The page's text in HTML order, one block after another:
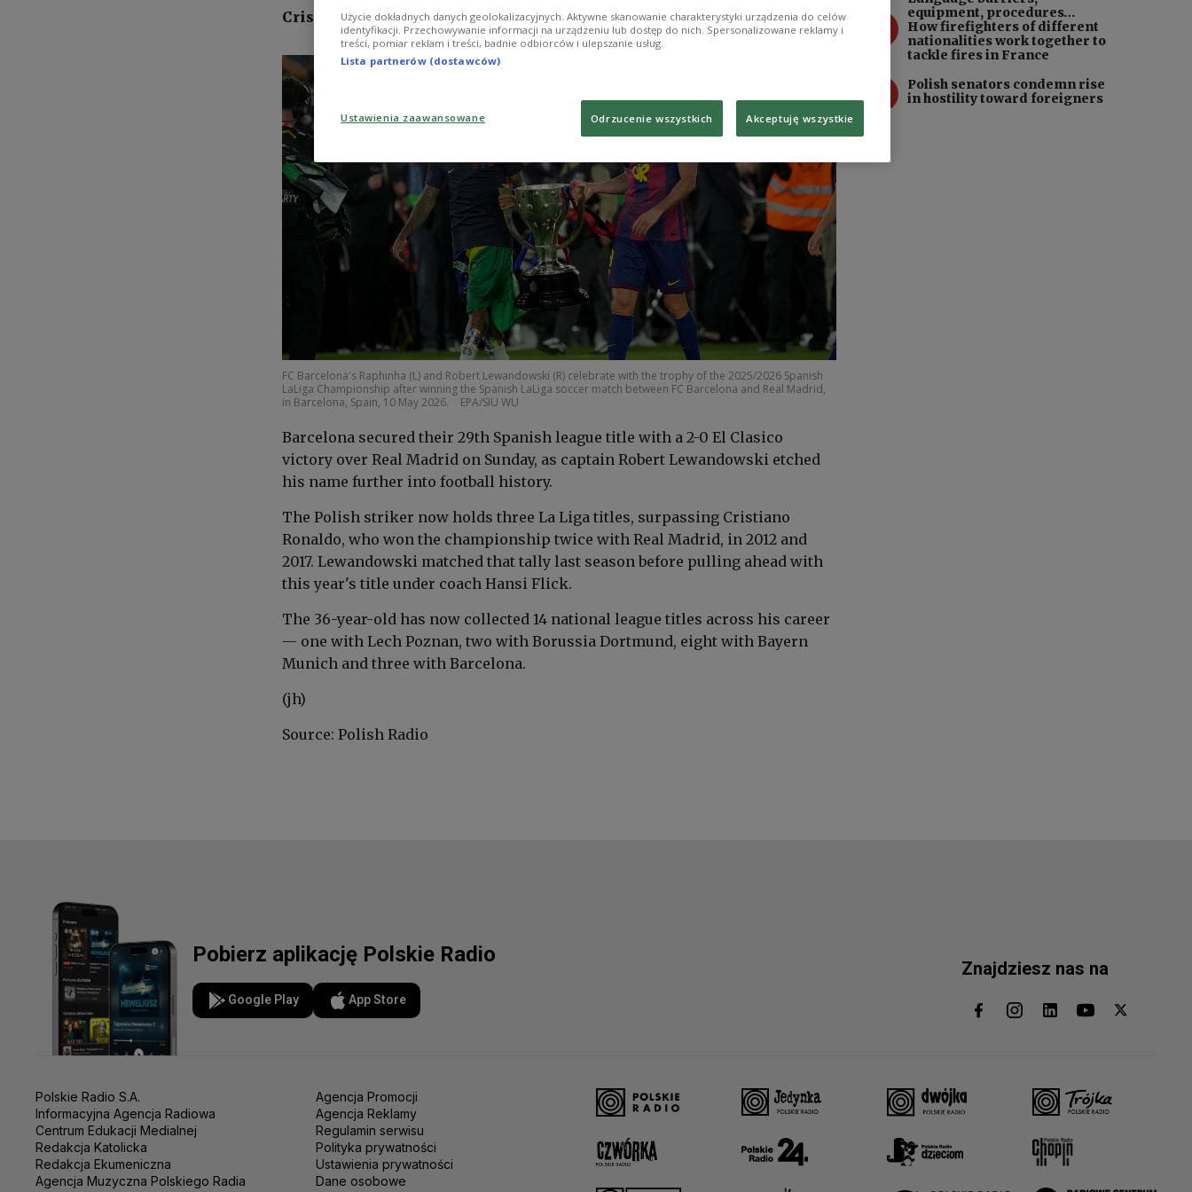
Cristiano Ronaldo ever won in Spain.
FC Barcelona's Raphinha (L) and Robert Lewandowski (R) celebrate with the trophy of the 2025/2026 Spanish
LaLiga Championship after winning the Spanish LaLiga soccer match between FC Barcelona and Real Madrid,
in Barcelona, Spain, 10 May 2026.
EPA/SIU WU
Barcelona secured their 29th Spanish league title with a 2-0 El Clasico
victory over Real Madrid on Sunday, as captain Robert Lewandowski etched
his name further into football history.
The Polish striker now holds three La Liga titles, surpassing Cristiano
Ronaldo, who won the championship twice with Real Madrid, in 2012 and
2017. Lewandowski matched that tally last season before pulling ahead with
this year's title under coach Hansi Flick.
The 36-year-old has now collected 14 national league titles across his career
— one with Lech Poznan, two with Borussia Dortmund, eight with Bayern
Munich and three with Barcelona.
(jh)
Source: Polish Radio
equipment, procedures…
How firefighters of different
nationalities work together to
tackle fires in France
Polish senators condemn rise
in hostility toward foreigners
Pobierz aplikację Polskie Radio
Google Play App Store
Znajdziesz nas na
Polskie Radio S.A.
Informacyjna Agencja Radiowa
Centrum Edukacji Medialnej
Redakcja Katolicka
Redakcja Ekumeniczna
Agencja Muzyczna Polskiego Radia
Agencja Promocji
Agencja Reklamy
Regulamin serwisu
Polityka prywatności
Ustawienia prywatności
Dane osobowe
Użycie dokładnych danych geolokalizacyjnych. Aktywne skanowanie charakterystyki urządzenia do celów
identyfikacji. Przechowywanie informacji na urządzeniu lub dostęp do nich. Spersonalizowane reklamy i
treści, pomiar reklam i treści, badnie odbiorców i ulepszanie usług.
Lista partnerów (dostawców)
Ustawienia zaawansowane Odrzucenie wszystkich Akceptuję wszystkie